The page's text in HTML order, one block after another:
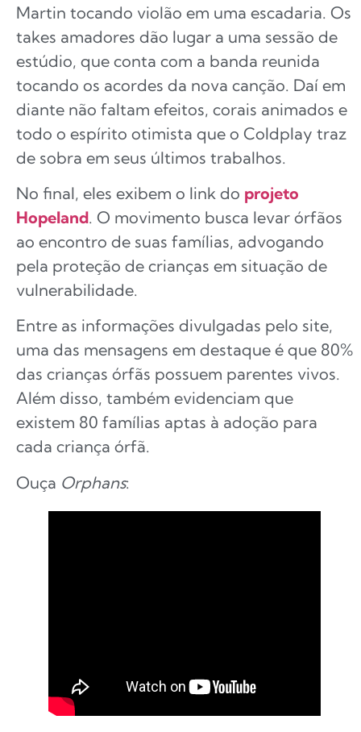
Martin tocando violão em uma escadaria. Os
takes amadores dão lugar a uma sessão de
estúdio, que conta com a banda reunida
tocando os acordes da nova canção. Daí em
diante não faltam efeitos, corais animados e
todo o espírito otimista que o Coldplay traz
de sobra em seus últimos trabalhos.
No final, eles exibem o link do projeto
Hopeland. O movimento busca levar órfãos
ao encontro de suas famílias, advogando
pela proteção de crianças em situação de
vulnerabilidade.
Entre as informações divulgadas pelo site,
uma das mensagens em destaque é que 80%
das crianças órfãs possuem parentes vivos.
Além disso, também evidenciam que
existem 80 famílias aptas à adoção para
cada criança órfã.
Ouça Orphans: